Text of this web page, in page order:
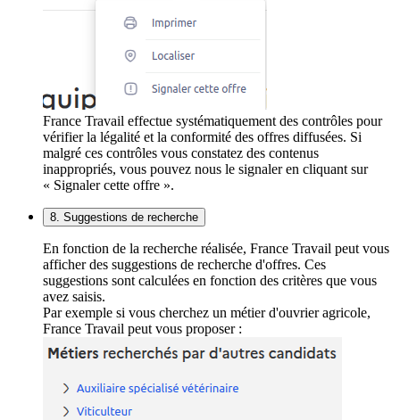
France Travail effectue systématiquement des contrôles pour
vérifier la légalité et la conformité des offres diffusées. Si
malgré ces contrôles vous constatez des contenus
inappropriés, vous pouvez nous le signaler en cliquant sur
« Signaler cette offre ».
8. Suggestions de recherche
En fonction de la recherche réalisée, France Travail peut vous
afficher des suggestions de recherche d'offres. Ces
suggestions sont calculées en fonction des critères que vous
avez saisis.
Par exemple si vous cherchez un métier d'ouvrier agricole,
France Travail peut vous proposer :